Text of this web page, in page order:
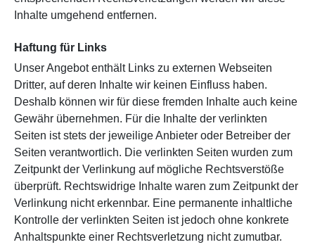
Inhalte umgehend entfernen.
Haftung für Links
Unser Angebot enthält Links zu externen Webseiten
Dritter, auf deren Inhalte wir keinen Einfluss haben.
Deshalb können wir für diese fremden Inhalte auch keine
Gewähr übernehmen. Für die Inhalte der verlinkten
Seiten ist stets der jeweilige Anbieter oder Betreiber der
Seiten verantwortlich. Die verlinkten Seiten wurden zum
Zeitpunkt der Verlinkung auf mögliche Rechtsverstöße
überprüft. Rechtswidrige Inhalte waren zum Zeitpunkt der
Verlinkung nicht erkennbar. Eine permanente inhaltliche
Kontrolle der verlinkten Seiten ist jedoch ohne konkrete
Anhaltspunkte einer Rechtsverletzung nicht zumutbar.